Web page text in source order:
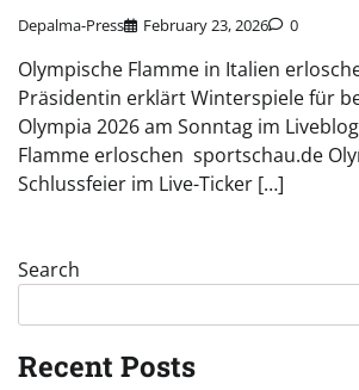
Depalma-Press February 23, 2026 0
Olympische Flamme in Italien
Präsidentin erklärt Winterspiele für
Olympia 2026 am Sonntag im
Flamme erloschen sportschau.de
Schlussfeier im Live-Ticker […]
Search
Recent Posts